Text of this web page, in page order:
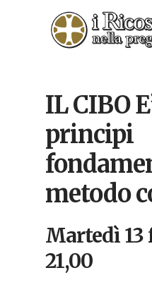
IL CIBO
principi
metodo
Martedì 13
21,00